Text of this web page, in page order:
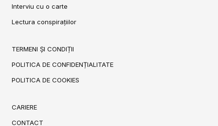
Interviu cu o carte
Lectura conspirațiilor
TERMENI ȘI CONDIȚII
POLITICA DE CONFIDENȚIALITATE
POLITICA DE COOKIES
CARIERE
CONTACT